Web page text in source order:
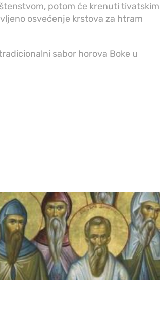
potom će krenuti tivatskim
osvećenje krstova za htram
sabor horova Boke u